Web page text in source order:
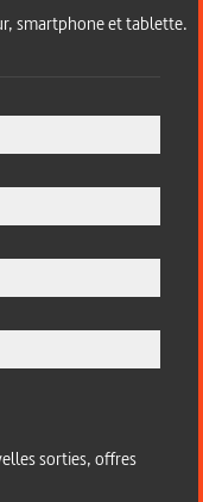
smartphone et tablette.
sorties, offres